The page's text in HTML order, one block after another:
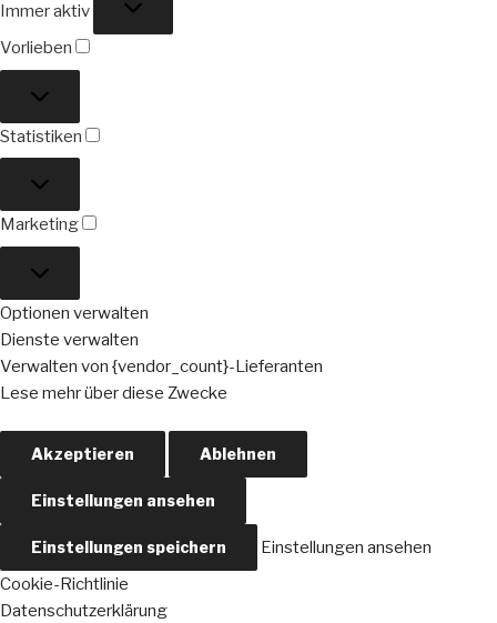
Immer aktiv
Vorlieben
Statistiken
Marketing
Optionen verwalten
Dienste verwalten
Verwalten von {vendor_count}-Lieferanten
Lese mehr über diese Zwecke
Akzeptieren Ablehnen
Einstellungen ansehen
Einstellungen speichern
Einstellungen ansehen
Cookie-Richtlinie
Datenschutzerklärung